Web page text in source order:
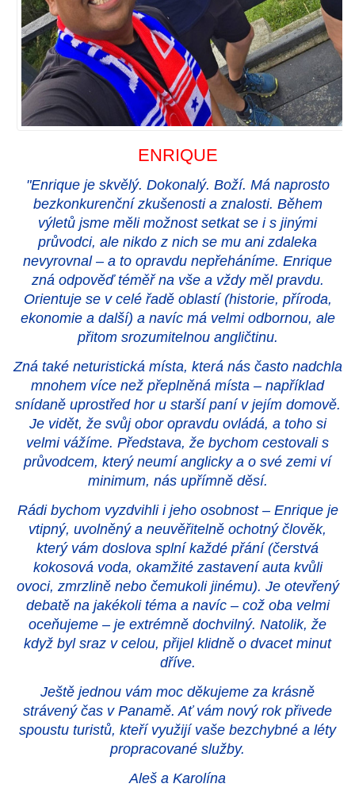
ENRIQUE
"Enrique je skvělý. Dokonalý. Boží. Má naprosto
bezkonkurenční zkušenosti a znalosti. Během
výletů jsme měli možnost setkat se i s jinými
průvodci, ale nikdo z nich se mu ani zdaleka
nevyrovnal – a to opravdu nepřeháníme. Enrique
zná odpověď téměř na vše a vždy měl pravdu.
Orientuje se v celé řadě oblastí (historie, příroda,
ekonomie a další) a navíc má velmi odbornou, ale
přitom srozumitelnou angličtinu.
Zná také neturistická místa, která nás často nadchla
mnohem více než přeplněná místa – například
snídaně uprostřed hor u starší paní v jejím domově.
Je vidět, že svůj obor opravdu ovládá, a toho si
velmi vážíme. Představa, že bychom cestovali s
průvodcem, který neumí anglicky a o své zemi ví
minimum, nás upřímně děsí.
Rádi bychom vyzdvihli i jeho osobnost – Enrique je
vtipný, uvolněný a neuvěřitelně ochotný člověk,
který vám doslova splní každé přání (čerstvá
kokosová voda, okamžité zastavení auta kvůli
ovoci, zmrzlině nebo čemukoli jinému). Je otevřený
debatě na jakékoli téma a navíc – což oba velmi
oceňujeme – je extrémně dochvilný. Natolik, že
když byl sraz v celou, přijel klidně o dvacet minut
dříve.
Ještě jednou vám moc děkujeme za krásně
strávený čas v Panamě. Ať vám nový rok přivede
spoustu turistů, kteří využijí vaše bezchybné a léty
propracované služby.
Aleš a Karolína